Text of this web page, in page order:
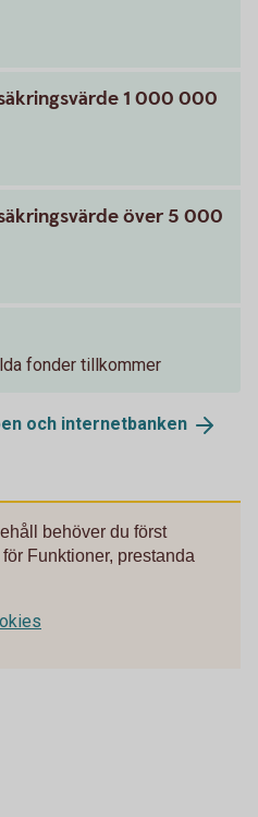
1 000 000
över 5 000
fonder tillkommer
och internetbanken
behöver du först
Funktioner, prestanda